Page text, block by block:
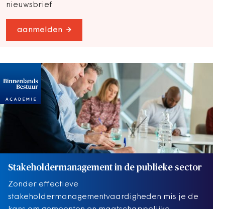
nieuwsbrief
aanmelden
Stakeholdermanagement in de publieke sector
Zonder effectieve
stakeholdermanagementvaardigheden mis je de